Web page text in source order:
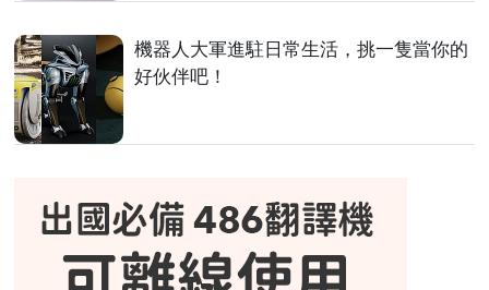
機器人大軍進駐日常生活，挑一隻當你的
好伙伴吧！